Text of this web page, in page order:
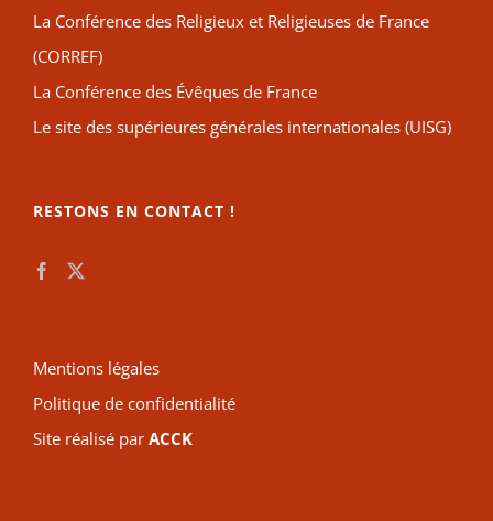
La Conférence des Religieux et Religieuses de France
(CORREF)
La Conférence des Évêques de France
Le site des supérieures générales internationales (UISG)
RESTONS EN CONTACT !
Mentions légales
Politique de confidentialité
Site réalisé par ACCK